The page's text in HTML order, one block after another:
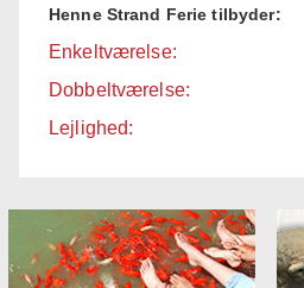
Henne Strand Ferie tilbyder:
Enkeltværelse:
Dobbeltværelse:
Lejlighed: